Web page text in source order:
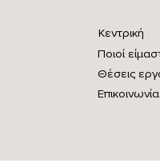
Κεντρική
Ποιοί
Θέσεις
Επικοινωνία